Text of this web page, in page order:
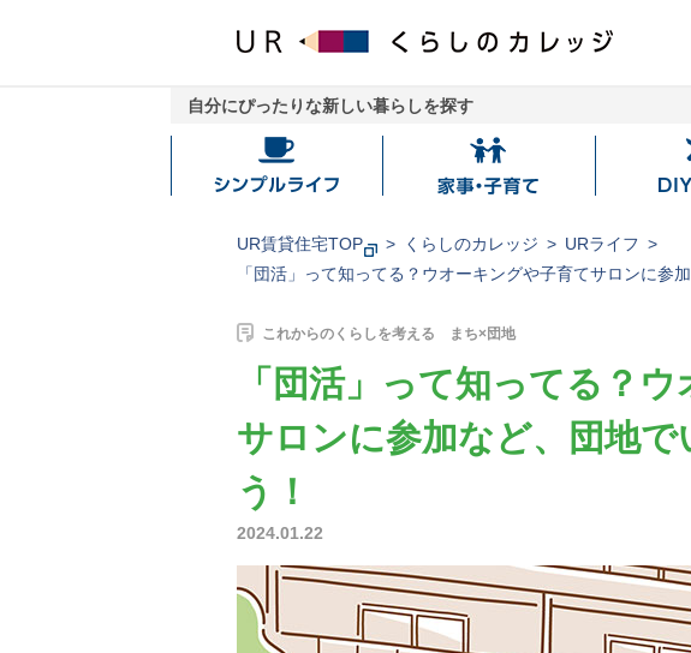
自分にぴったりな新しい暮らしを探す
シ
プ
ル
家
子
育
UR賃貸住宅TOP くらしのカレッジ
URライフ
「団活」って知ってる？ウオーキングや子育てサロンに参
これからのくらしを考える まち×団地
「団活」って知ってる？
サロンに参加など、団地
う！
2024.01.22